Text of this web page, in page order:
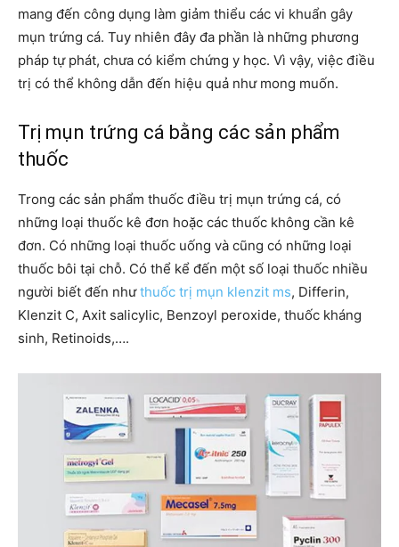
mang đến công dụng làm giảm thiểu các vi khuẩn gây
mụn trứng cá. Tuy nhiên đây đa phần là những phương
pháp tự phát, chưa có kiểm chứng y học. Vì vậy, việc điều
trị có thể không dẫn đến hiệu quả như mong muốn.
Trị mụn trứng cá bằng các sản phẩm
thuốc
Trong các sản phẩm thuốc điều trị mụn trứng cá, có
những loại thuốc kê đơn hoặc các thuốc không cần kê
đơn. Có những loại thuốc uống và cũng có những loại
thuốc bôi tại chỗ. Có thể kể đến một số loại thuốc nhiều
người biết đến nhưthuốc trị mụn klenzit ms, Differin,
Klenzit C, Axit salicylic, Benzoyl peroxide, thuốc kháng
sinh, Retinoids,….